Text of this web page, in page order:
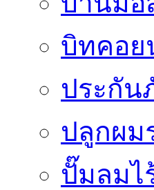
บิทคอย
ประกัน
ปลูกผม
ปั๊มลมไ